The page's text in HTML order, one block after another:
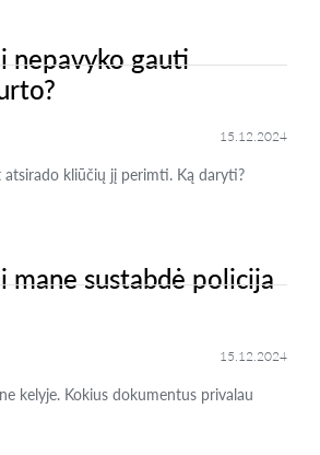
nepavyko gauti
15.12.2024
atsirado kliūčių jį perimti. Ką daryti?
mane sustabdė policija
15.12.2024
kelyje. Kokius dokumentus privalau